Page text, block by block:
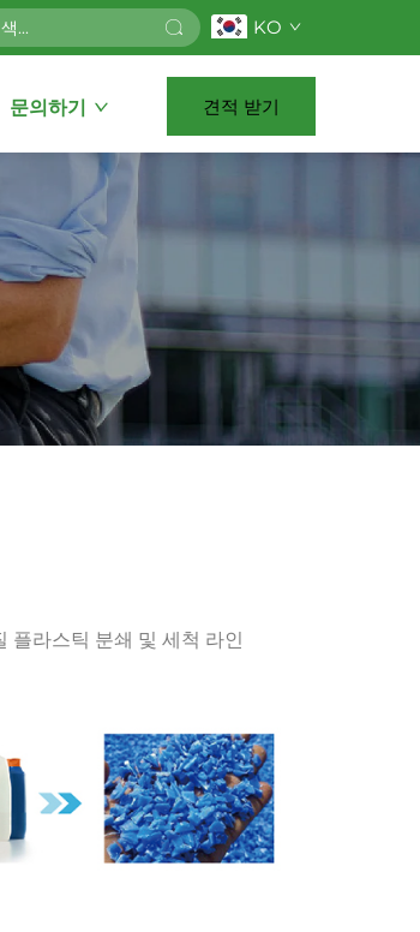
KO
문의하기 견적 받기
플라스틱 분쇄 및 세척 라인